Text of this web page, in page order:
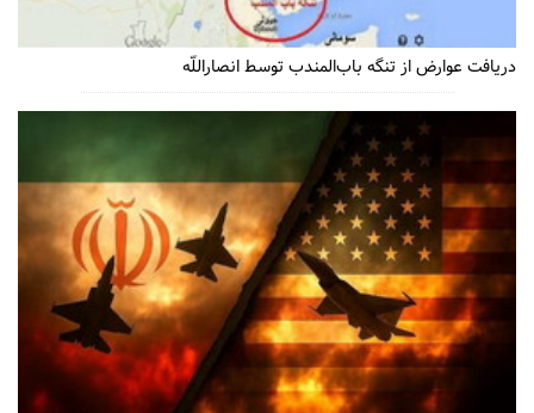
دریافت عوارض از تنگه باب‌المندب توسط انصاراللّه